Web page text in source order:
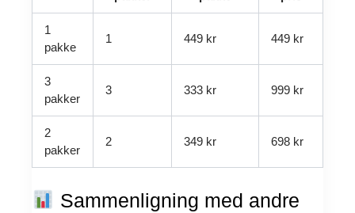
1
pakke
1 449 kr 449 kr
3
pakker
3 333 kr 999 kr
2
pakker
2 349 kr 698 kr
Sammenligning med andre